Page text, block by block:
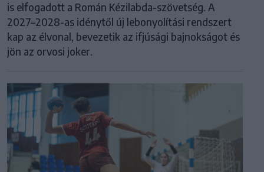
is elfogadott a Román Kézilabda-szövetség. A
2027–2028-as idénytől új lebonyolítási rendszert
kap az élvonal, bevezetik az ifjúsági bajnokságot és
jön az orvosi joker.